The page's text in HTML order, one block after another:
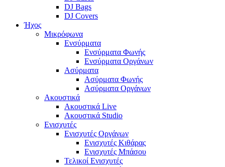
DJ Bags
DJ Covers
Ήχος
Μικρόφωνα
Ενσύρματα
Ενσύρματα Φωνής
Ενσύρματα Οργάνων
Ασύρματα
Ασύρματα Φωνής
Ασύρματα Οργάνων
Ακουστικά
Ακουστικά Live
Ακουστικά Studio
Ενισχυτές
Ενισχυτές Οργάνων
Ενισχυτές Κιθάρας
Ενισχυτές Μπάσου
Τελικοί Ενισχυτές